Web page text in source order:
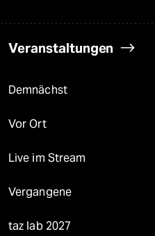
Veranstaltungen
Demnächst
Vor Ort
Live im Stream
Vergangene
taz lab 2027